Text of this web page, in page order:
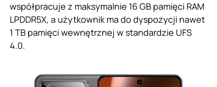
współpracuje z maksymalnie 16 GB pamięci RAM
LPDDR5X, a użytkownik ma do dyspozycji nawet
1 TB pamięci wewnętrznej w standardzie UFS
4.0.